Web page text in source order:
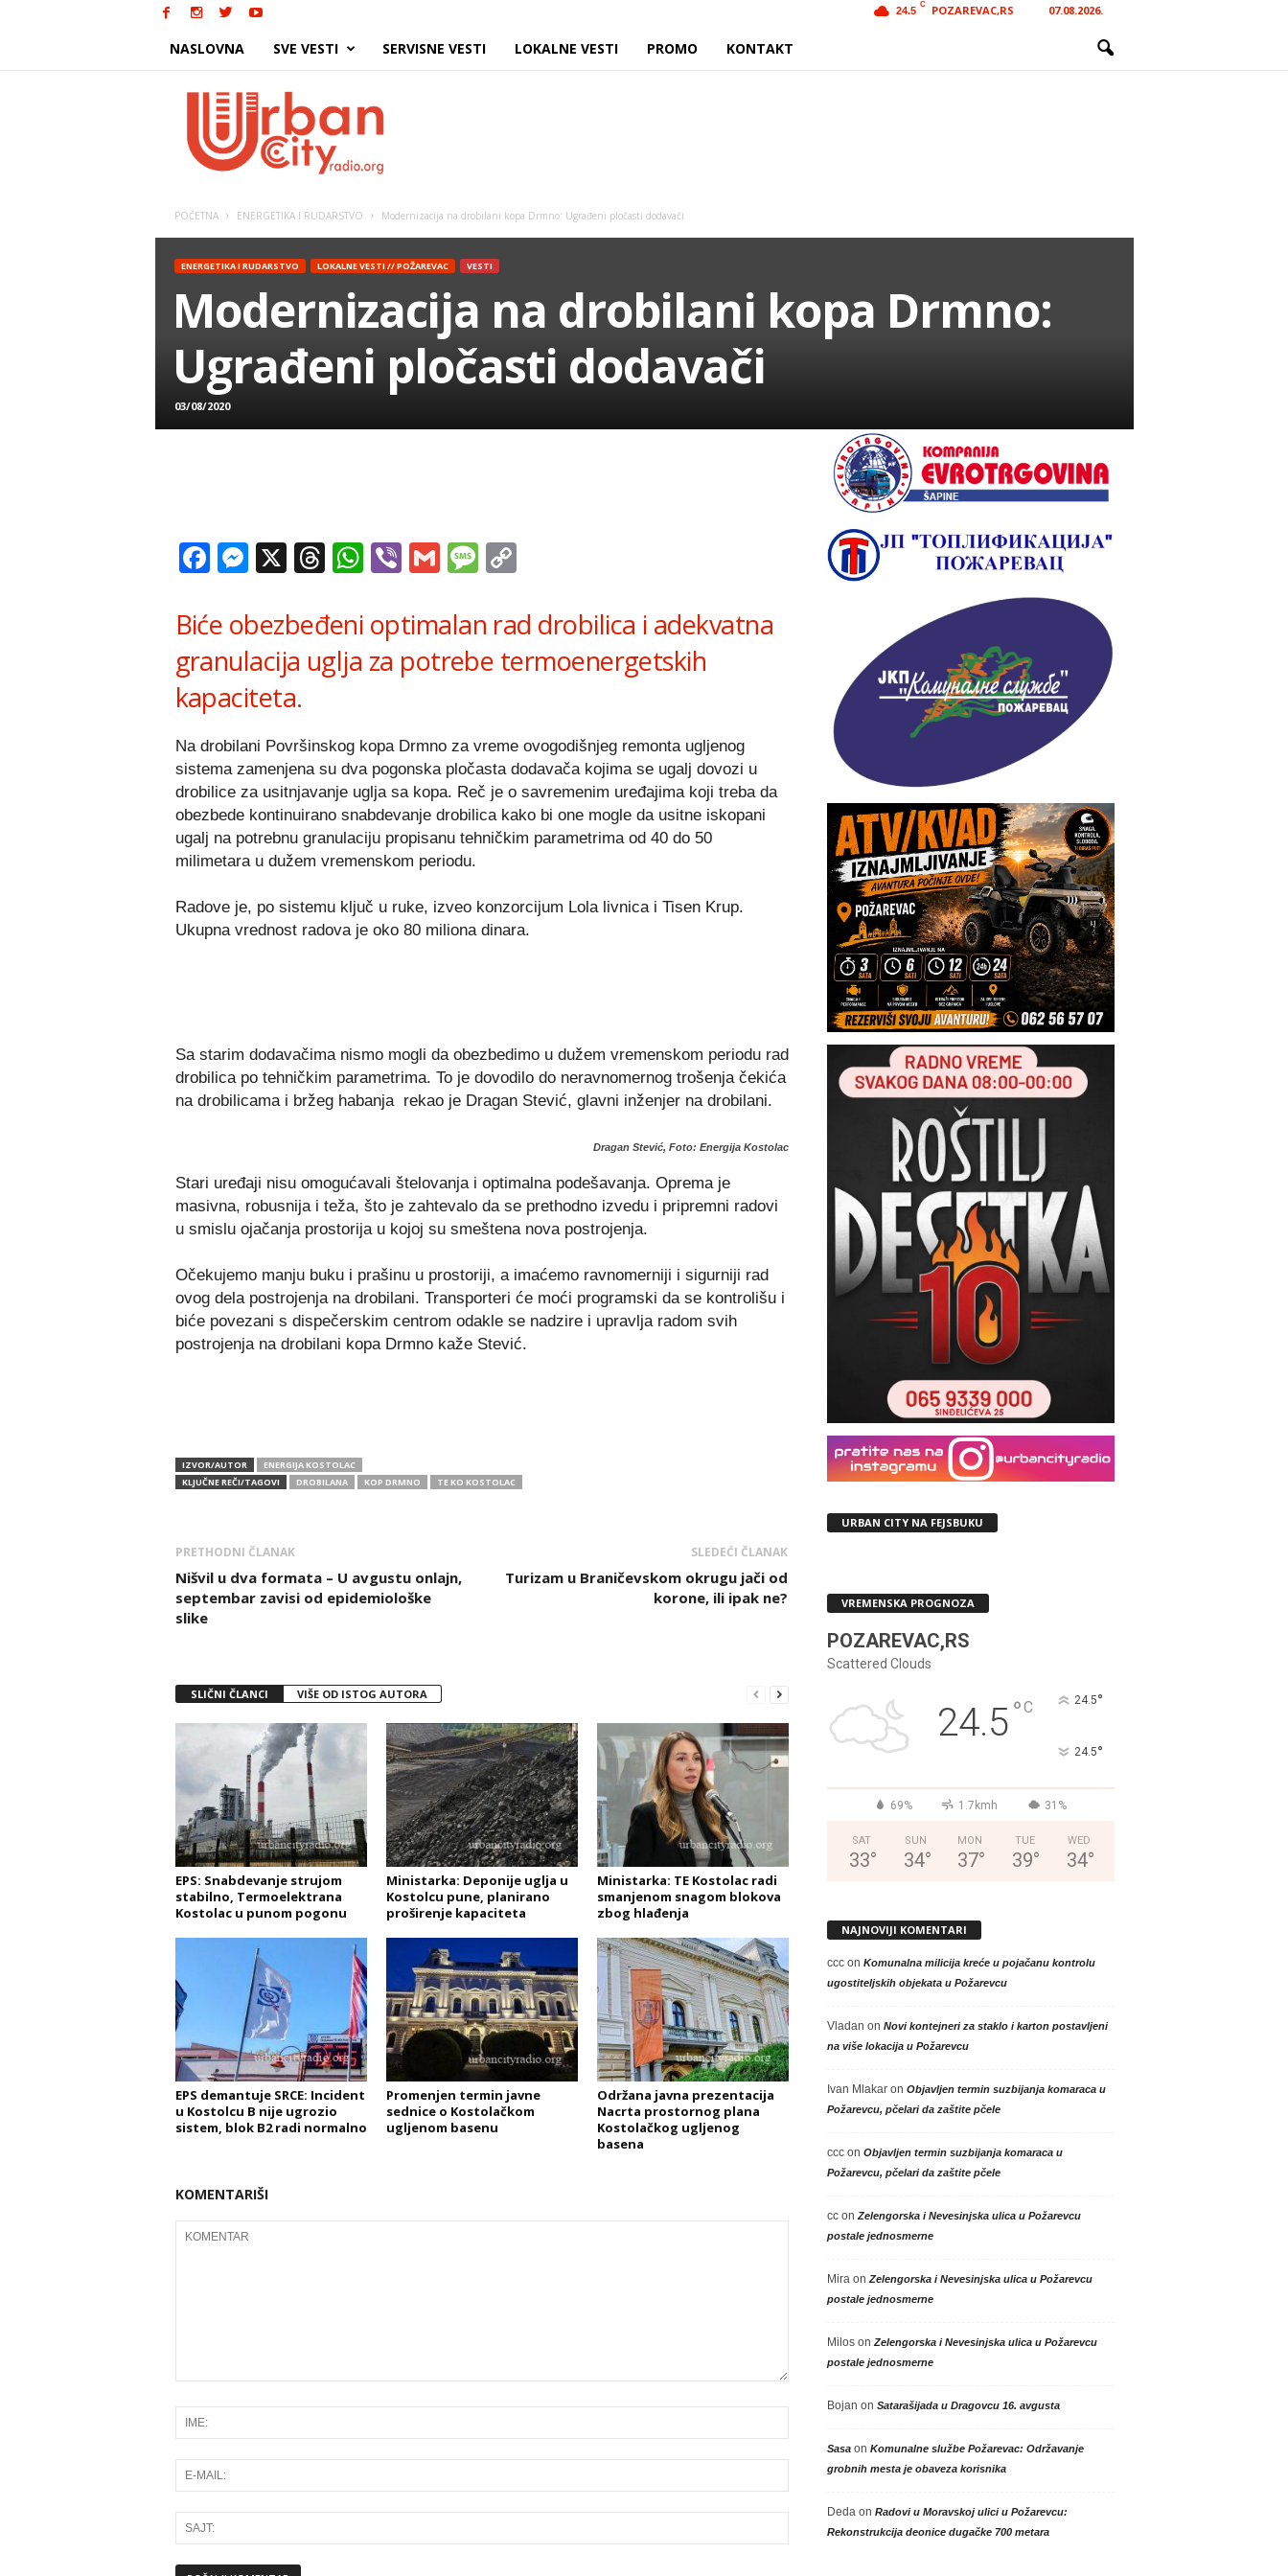
24.5
C POZAREVAC,RS 07.08.2026.
NASLOVNA SVE VESTI SERVISNE VESTI LOKALNE VESTI PROMO KONTAKT
POČETNA ENERGETIKA I RUDARSTVO Modernizacija na drobilani kopa Drmno: Ugrađeni pločasti dodavači
ENERGETIKA I RUDARSTVO LOKALNE VESTI // POŽAREVAC VESTI
Modernizacija na drobilani kopa Drmno:
Ugrađeni pločasti dodavači
03/08/2020
Facebook
Messenger
X Threads
WhatsApp
ViberGmailMessage
Biće obezbeđeni optimalan rad drobilica i adekvatna
granulacija uglja za potrebe termoenergetskih
kapaciteta.
Na drobilani Površinskog kopa Drmno za vreme ovogodišnjeg remonta ugljenog
sistema zamenjena su dva pogonska pločasta dodavača kojima se ugalj dovozi u
drobilice za usitnjavanje uglja sa kopa. Reč je o savremenim uređajima koji treba da
obezbede kontinuirano snabdevanje drobilica kako bi one mogle da usitne iskopani
ugalj na potrebnu granulaciju propisanu tehničkim parametrima od 40 do 50
milimetara u dužem vremenskom periodu.
Radove je, po sistemu ključ u ruke, izveo konzorcijum Lola livnica i Tisen Krup.
Ukupna vrednost radova je oko 80 miliona dinara.
Sa starim dodavačima nismo mogli da obezbedimo u dužem vremenskom periodu rad
drobilica po tehničkim parametrima. To je dovodilo do neravnomernog trošenja čekića
na drobilicama i bržeg habanja rekao je Dragan Stević, glavni inženjer na drobilani.
Dragan Stević, Foto: Energija Kostolac
Stari uređaji nisu omogućavali štelovanja i optimalna podešavanja. Oprema je
masivna, robusnija i teža, što je zahtevalo da se prethodno izvedu i pripremni radovi
u smislu ojačanja prostorija u kojoj su smeštena nova postrojenja.
Očekujemo manju buku i prašinu u prostoriji, a imaćemo ravnomerniji i sigurniji rad
ovog dela postrojenja na drobilani. Transporteri će moći programski da se kontrolišu i
biće povezani s dispečerskim centrom odakle se nadzire i upravlja radom svih
postrojenja na drobilani kopa Drmno kaže Stević.
IZVOR/AUTOR
ENERGIJA KOSTOLAC
KLJUČNE REČI/TAGOVI
DROBILANA KOP DRMNO TE KO KOSTOLAC
PRETHODNI ČLANAK
Nišvil u dva formata – U avgustu onlajn,
septembar zavisi od epidemiološke
slike
SLEDEĆI ČLANAK
Turizam u Braničevskom okrugu jači od
korone, ili ipak ne?
SLIČNI ČLANCI VIŠE OD ISTOG AUTORA
EPS: Snabdevanje strujom
stabilno, Termoelektrana
Kostolac u punom pogonu
Ministarka: Deponije uglja u
Kostolcu pune, planirano
proširenje kapaciteta
Ministarka: TE Kostolac radi
smanjenom snagom blokova
zbog hlađenja
EPS demantuje SRCE: Incident
u Kostolcu B nije ugrozio
sistem, blok B2 radi normalno
Promenjen termin javne
sednice o Kostolačkom
ugljenom basenu
Održana javna prezentacija
Nacrta prostornog plana
Kostolačkog ugljenog
basena
KOMENTARIŠI
URBAN CITY NA FEJSBUKU
VREMENSKA PROGNOZA
POZAREVAC,RS
Scattered Clouds
24.5°C 24.5°
24.5°
69% 1.7kmh 31%
SAT
33°
SUN
34°
MON
37°
TUE
39°
WED
34°
NAJNOVIJI KOMENTARI
cccon Komunalna milicija kreće u pojačanu kontrolu
ugostiteljskih objekata u Požarevcu
Vladan on Novi kontejneri za staklo i karton postavljeni
na više lokacija u Požarevcu
Ivan Mlakaron Objavljen termin suzbijanja komaraca u
Požarevcu, pčelari da zaštite pčele
cccon Objavljen termin suzbijanja komaraca u
Požarevcu, pčelari da zaštite pčele
cconZelengorska i Nevesinjska ulica u Požarevcu
postale jednosmerne
MiraonZelengorska i Nevesinjska ulica u Požarevcu
postale jednosmerne
MilosonZelengorska i Nevesinjska ulica u Požarevcu
postale jednosmerne
Bojan on Satarašijada u Dragovcu 16. avgusta
Sasaon Komunalne službe Požarevac: Održavanje
grobnih mesta je obaveza korisnika
Dedaon Radovi u Moravskoj ulici u Požarevcu:
Rekonstrukcija deonice dugačke 700 metara